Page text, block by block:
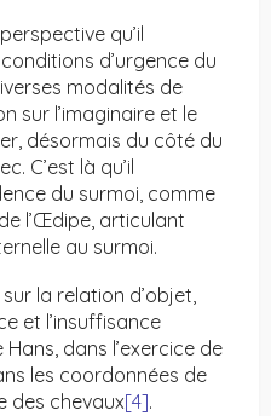
qu’il
d’urgence du
modalités de
sur l’imaginaire et le
désormais du côté du
C’est là qu’il
du surmoi, comme
l’Œdipe, articulant
au surmoi.
la relation d’objet,
et l’insuffisance
dans l’exercice de
les coordonnées de
des chevaux[4].